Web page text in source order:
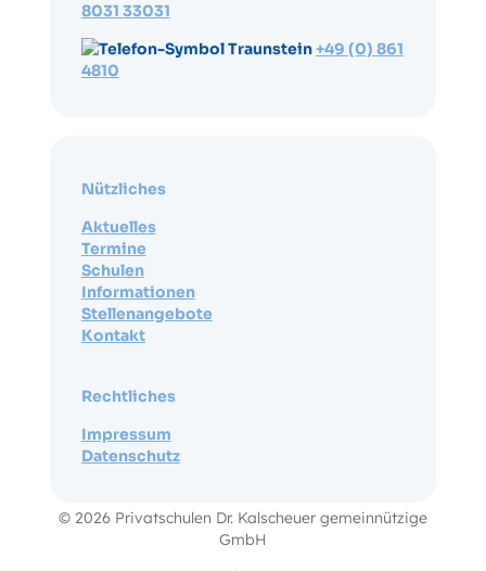
8031 33031
Traunstein+49 (0) 861
4810
Nützliches
Aktuelles
Termine
Schulen
Informationen
Stellenangebote
Kontakt
Rechtliches
Impressum
Datenschutz
© 2026 Privatschulen Dr. Kalscheuer gemeinnützige
GmbH